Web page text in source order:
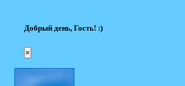
Добрый день, Гость! :)
×